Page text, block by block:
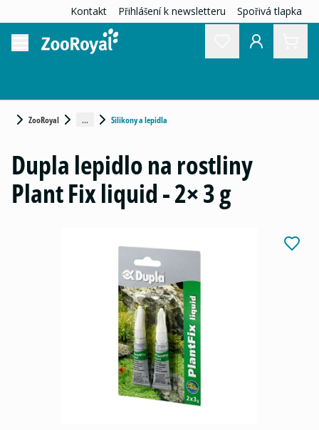
Kontakt Přihlášení k newsletteru Spořivá tlapka
ZooRoyal ... Silikony a lepidla
Dupla lepidlo na rostliny
Plant Fix liquid - 2× 3 g